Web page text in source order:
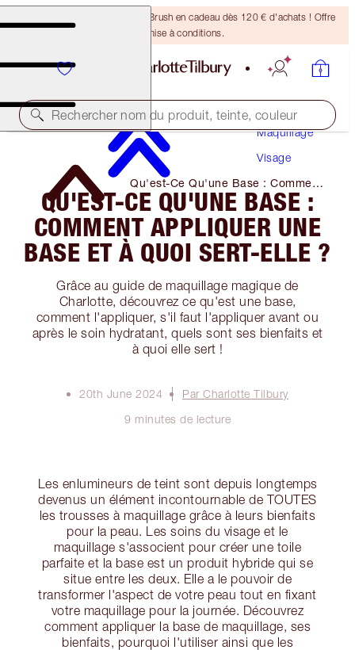
Recevez un pinceau Bronzing Brush en cadeau dès 120 € d'achats ! Offre
soumise à conditions.
Rechercher nom du produit, teinte, couleur
Maquillage
Visage
Qu'est-Ce Qu'une Base : Comment
Appliquer Une Base Et à Quoi Sert-
Elle ?
QU'EST-CE QU'UNE BASE :
COMMENT APPLIQUER UNE
BASE ET À QUOI SERT-ELLE ?
Grâce au guide de maquillage magique de
Charlotte, découvrez ce qu'est une base,
comment l'appliquer, s'il faut l'appliquer avant ou
après le soin hydratant, quels sont ses bienfaits et
à quoi elle sert !
20th June 2024
Par Charlotte Tilbury
9 minutes de lecture
Les enlumineurs de teint sont depuis longtemps
devenus un élément incontournable de TOUTES
les trousses à maquillage grâce à leurs bienfaits
pour la peau. Les soins du visage et le
maquillage s'associent pour créer une toile
parfaite et la base est un produit hybride qui se
situe entre les deux. Elle a le pouvoir de
transformer l'aspect de votre peau tout en fixant
votre maquillage pour la journée. Découvrez
comment appliquer la base de maquillage, ses
bienfaits, pourquoi l'utiliser ainsi que les